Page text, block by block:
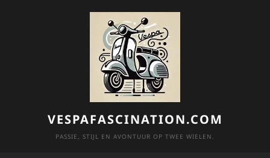
VESPAFASCINATION.COM
PASSIE, STIJL EN AVONTUUR OP TWEE WIELEN.